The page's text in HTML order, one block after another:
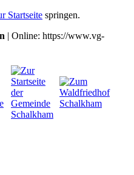
Startseite springen.
| Online: https://www.vg-